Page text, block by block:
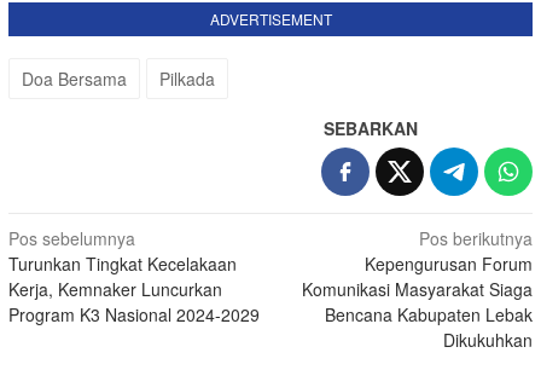
ADVERTISEMENT
Doa Bersama Pilkada
SEBARKAN
Navigasi
pos
Pos sebelumnya
Turunkan Tingkat Kecelakaan
Kerja, Kemnaker Luncurkan
Program K3 Nasional 2024-2029
Pos berikutnya
Kepengurusan Forum
Komunikasi Masyarakat Siaga
Bencana Kabupaten Lebak
Dikukuhkan